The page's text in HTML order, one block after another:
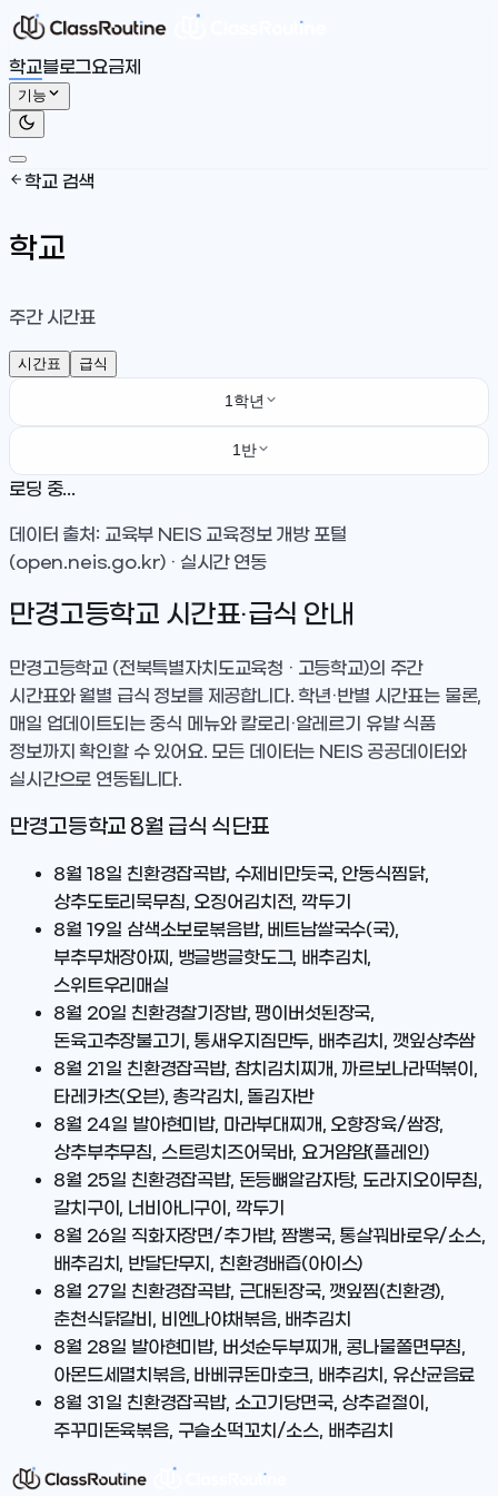
학교블로그요금제
기능
학교 검색
학교
주간 시간표
시간표 급식
1학년
1반
로딩 중...
데이터 출처: 교육부 NEIS 교육정보 개방 포털
(open.neis.go.kr) · 실시간 연동
만경고등학교 시간표·급식 안내
만경고등학교 (전북특별자치도교육청 · 고등학교)의 주간
시간표와 월별 급식 정보를 제공합니다. 학년·반별 시간표는 물론,
매일 업데이트되는 중식 메뉴와 칼로리·알레르기 유발 식품
정보까지 확인할 수 있어요. 모든 데이터는 NEIS 공공데이터와
실시간으로 연동됩니다.
만경고등학교 8월 급식 식단표
8월 18일 친환경잡곡밥, 수제비만둣국, 안동식찜닭,
상추도토리묵무침, 오징어김치전, 깍두기
8월 19일 삼색소보로볶음밥, 베트남쌀국수(국),
부추무채장아찌, 뱅글뱅글핫도그, 배추김치,
스위트우리매실
8월 20일 친환경찰기장밥, 팽이버섯된장국,
돈육고추장불고기, 통새우지짐만두, 배추김치, 깻잎상추쌈
8월 21일 친환경잡곡밥, 참치김치찌개, 까르보나라떡볶이,
타레카츠(오븐), 총각김치, 돌김자반
8월 24일 발아현미밥, 마라부대찌개, 오향장육/쌈장,
상추부추무침, 스트링치즈어묵바, 요거얌얌(플레인)
8월 25일 친환경잡곡밥, 돈등뼈알감자탕, 도라지오이무침,
갈치구이, 너비아니구이, 깍두기
8월 26일 직화자장면/추가밥, 짬뽕국, 통살꿔바로우/소스,
배추김치, 반달단무지, 친환경배즙(아이스)
8월 27일 친환경잡곡밥, 근대된장국, 깻잎찜(친환경),
춘천식닭갈비, 비엔나야채볶음, 배추김치
8월 28일 발아현미밥, 버섯순두부찌개, 콩나물쫄면무침,
아몬드세멸치볶음, 바베큐돈마호크, 배추김치, 유산균음료
8월 31일 친환경잡곡밥, 소고기당면국, 상추겉절이,
주꾸미돈육볶음, 구슬소떡꼬치/소스, 배추김치